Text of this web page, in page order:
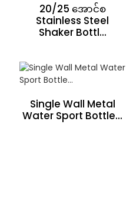
20/25 အောင်စ
Stainless Steel
Shaker Bottl...
Single Wall Metal
Water Sport Bottle...